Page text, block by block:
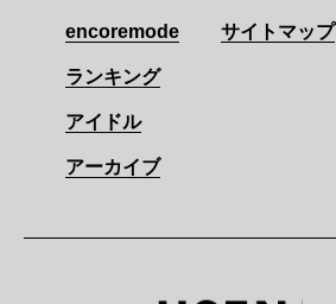
encoremode
ランキング
アイドル
アーカイブ
サイトマップ